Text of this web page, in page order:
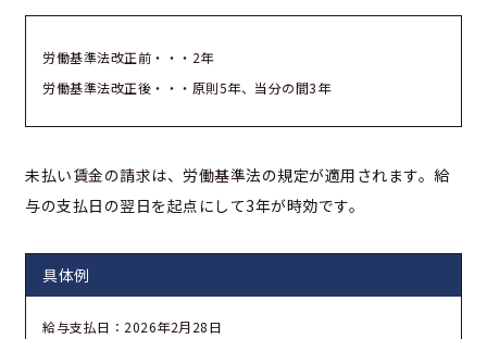
労働基準法改正前・・・2年
労働基準法改正後・・・原則5年、当分の間3年
未払い賃金の請求は、労働基準法の規定が適用されます。給
与の支払日の翌日を起点にして3年が時効です。
具体例
給与支払日：2026年2月28日